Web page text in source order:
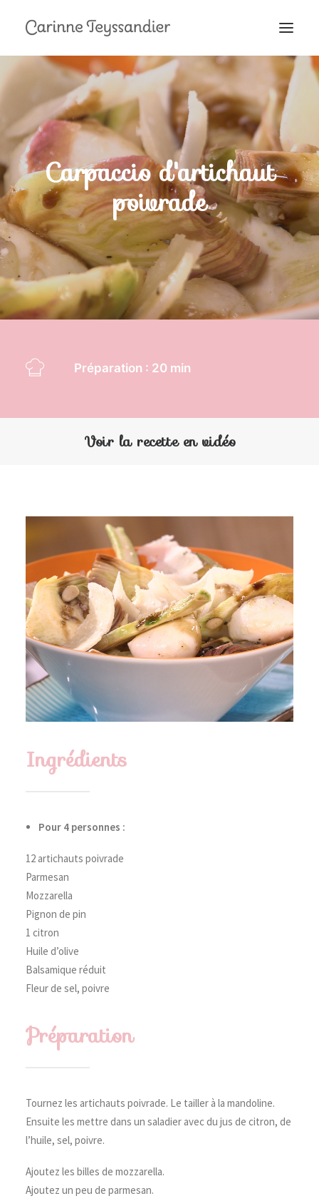
MON PARCOURS
À LA TÉLÉ
PRESTATIONS
MES RECETTES
EN COULISSES
Carpaccio d'artichaut
poivrade
Préparation : 20 min
Voir la recette en vidéo
Ingrédients
Pour 4 personnes :
12 artichauts poivrade
Parmesan
Mozzarella
Pignon de pin
1 citron
Huile d’olive
Balsamique réduit
Fleur de sel, poivre
Préparation
Tournez les artichauts poivrade. Le tailler à la mandoline.
Ensuite les mettre dans un saladier avec du jus de citron, de
l’huile, sel, poivre.
Ajoutez les billes de mozzarella.
Ajoutez un peu de parmesan.